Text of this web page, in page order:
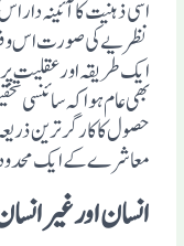
اسی ذہنیت کا آئینہ دار
نظریے کی صورت اس
ایک طریقہ اور عقلیت
بھی عام ہوا کہ سائنسی
حصول کا کارگر ترین
معاشرے کے ایک محدود
انسان اور غیر